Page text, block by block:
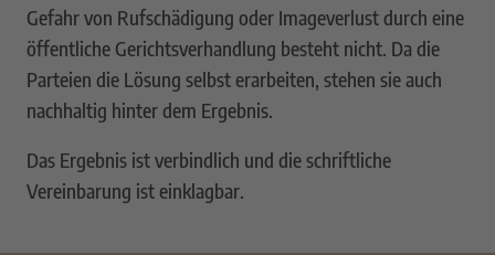
Gefahr von Rufschädigung oder Imageverlust durch eine
öffentliche Gerichtsverhandlung besteht nicht. Da die
Parteien die Lösung selbst erarbeiten, stehen sie auch
nachhaltig hinter dem Ergebnis.
Das Ergebnis ist verbindlich und die schriftliche
Vereinbarung ist einklagbar.